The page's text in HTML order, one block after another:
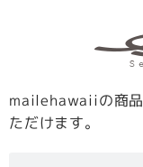
mailehawaiiの商
ただけます。